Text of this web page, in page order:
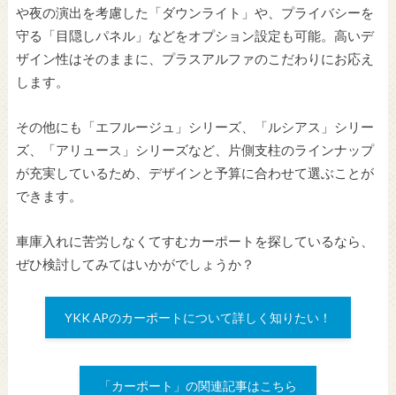
や夜の演出を考慮した「ダウンライト」や、プライバシーを
守る「目隠しパネル」などをオプション設定も可能。高いデ
ザイン性はそのままに、プラスアルファのこだわりにお応え
します。
その他にも「エフルージュ」シリーズ、「ルシアス」シリー
ズ、「アリュース」シリーズなど、片側支柱のラインナップ
が充実しているため、デザインと予算に合わせて選ぶことが
できます。
車庫入れに苦労しなくてすむカーポートを探しているなら、
ぜひ検討してみてはいかがでしょうか？
YKK APのカーポート について詳しく知りたい！
「カーポート」の関連記事はこちら